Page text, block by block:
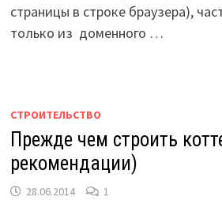
страницы в строке браузера),
только из доменного …
СТРОИТЕЛЬСТВО
Прежде чем строить
рекомендации)
28.06.2014 1